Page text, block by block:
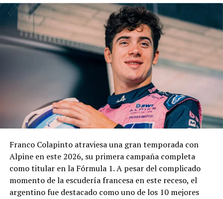
El cuerpo estará integrado por representantes del
EMDER, la Dirección General Legal y Técnica, la
Contaduría General y la Dirección General de
Contrataciones, áreas que deberán elaborar un informe
técnico, jurídico y contable antes de que la
administración municipal adopte una definición sobre el
En los fundamentos de la resolución se señala que la
complejidad y trascendencia de la solicitud hacen
necesario un estudio integral de la documentación
modificación vinculada a la composición societaria de la
empresa que obtuvo la concesión.
La novedad se conoce mientras la concesión del Minella
continúa envuelta en una delicadísima situación
Franco Colapinto atraviesa una gran temporada con
Alpine en este 2026, su primera campaña completa
como titular en la Fórmula 1. A pesar del complicado
momento de la escudería francesa en este receso, el
argentino fue destacado como uno de los 10 mejores